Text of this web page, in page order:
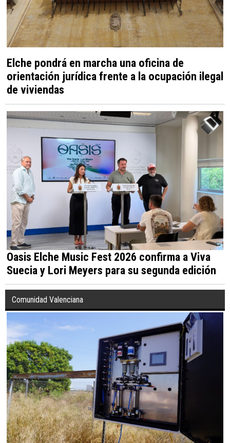
Elche pondrá en marcha una oficina de
orientación jurídica frente a la ocupación ilegal
de viviendas
Oasis Elche Music Fest 2026 confirma a Viva
Suecia y Lori Meyers para su segunda edición
Comunidad Valenciana